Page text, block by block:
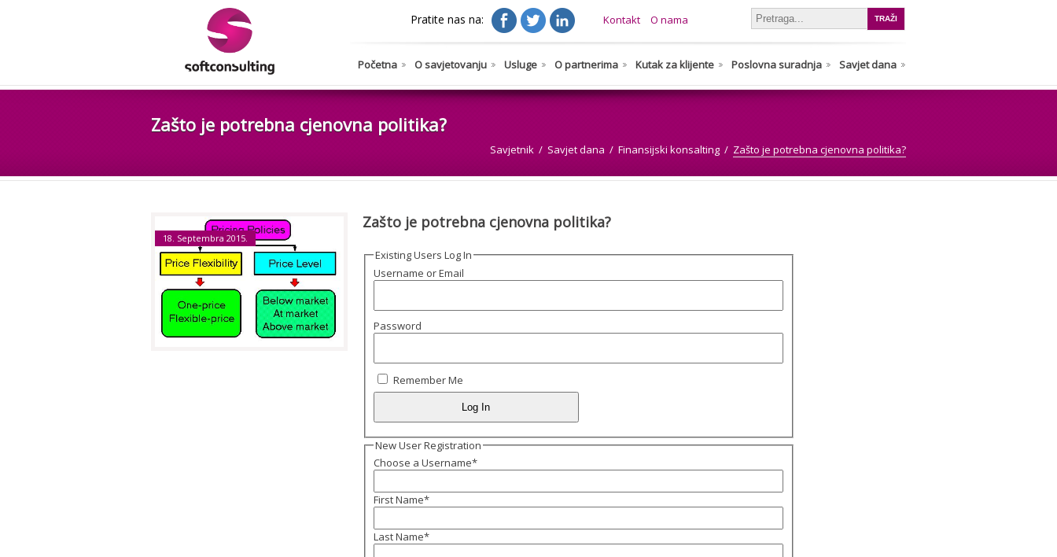
Pratite nas na: Kontakt O nama
Početna O savjetovanju Usluge O partnerima Kutak za klijente Poslovna suradnja Savjet dana
Zašto je potrebna cjenovna politika?
Savjetnik Savjet dana Finansijski konsalting Zašto je potrebna cjenovna politika?
18. Septembra 2015.
Zašto je potrebna cjenovna politika?
Existing Users Log In
Username or Email
Password
Remember Me
New User Registration
Choose a Username*
First Name*
Last Name*